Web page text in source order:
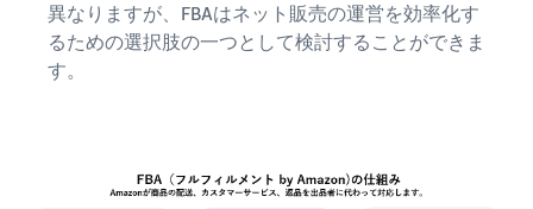
異なりますが、FBAはネット販売の運営を効率化す
るための選択肢の一つとして検討することができま
す。